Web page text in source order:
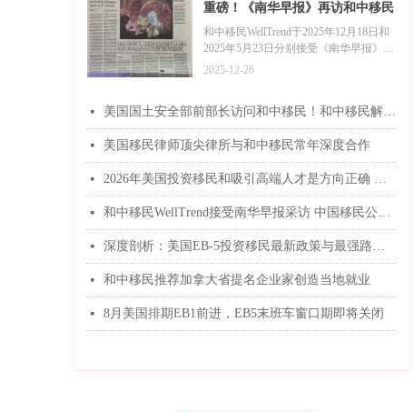
重磅！《南华早报》再访和中移民
分析金卡和美国EB-5投资移民
和中移民WellTrend于2025年12月18日和
2025年5月23日分别接受《南华早报》关
于Trump Card的专访。《南华早报》是
观地向南华早报记者反馈分析了特朗普
金卡在法律、排期、税收、程序、所含
亲属等方面存在的争议。再次展现出和
中的专业度。
2025-12-26
넷 美国国土安全部前部长访问和中移民！和中移民解读美国EB5投资移民最新规则
넷 美国移民律师顶尖律所与和中移民常年深度合作
넷 2026年美国投资移民和吸引高端人才是方向正确 和中移民专业解读
넷 和中移民WellTrend接受南华早报采访 中国移民公司排名 和中移民WellTrend接受南华早报采访
넷 深度剖析：美国EB-5投资移民最新政策与最强路径解析，开启绿卡直通车
넷 和中移民推荐加拿大省提名企业家创造当地就业
넷 8月美国排期EB1前进，EB5末班车窗口期即将关闭